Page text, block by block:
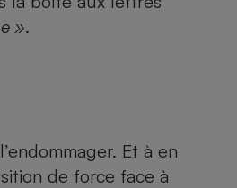
».
Et à en
de force face à